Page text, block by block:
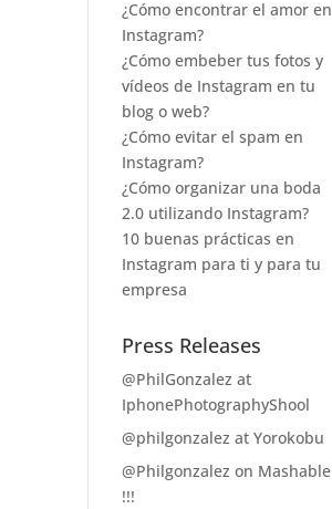
¿Cómo encontrar el amor en
Instagram?
¿Cómo embeber tus fotos y
vídeos de Instagram en tu
blog o web?
¿Cómo evitar el spam en
Instagram?
¿Cómo organizar una boda
2.0 utilizando Instagram?
10 buenas prácticas en
Instagram para ti y para tu
empresa
Press Releases
@PhilGonzalez at
IphonePhotographyShool
@philgonzalez at Yorokobu
@Philgonzalez on Mashable
!!!